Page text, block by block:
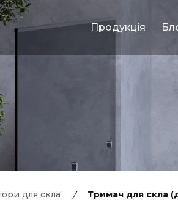
Продукція
для скла Тримач для скла